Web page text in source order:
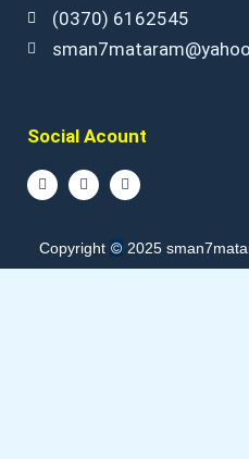
(0370) 6162545
Social Acount
F
a
c
b
o
o
I
n
s
a
g
r
Y
o
u
u
b
e
Copyright © 2025